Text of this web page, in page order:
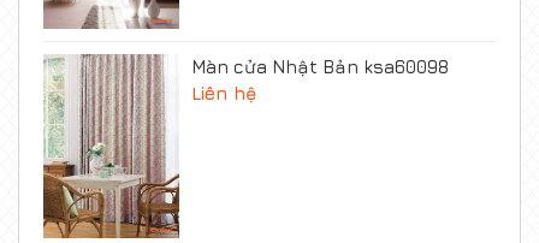
Màn cửa Nhật Bản ksa60098
Liên hệ